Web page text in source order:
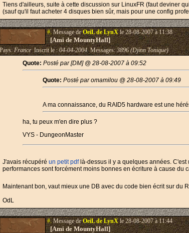
Tiens d'ailleurs, suite à cette discussion sur LinuxFR (faut deviner
(sauf qu'il faut acheter 4 disques bien sûr, mais pour une config
#.Message deOeiL de LynXle 28-08-2007 à 11:38
[Ami de MountyHall]
Pays:FranceInscrit le :04-04-2004Messages:3896 (Djinn Tonique)
Quote: Posté par [DM] @ 28-08-2007 à 09:52
Quote: Posté par omamilou @ 28-08-2007 à 09:49
A ma connaissance, du RAID5 hardware est une
ha, tu peux m'en dire plus ?
VYS - DungeonMaster
J'avais récupéré un petit pdflà-dessus il y a quelques années. C'est
performances sont forcément moins bonnes en écriture à cause du
Maintenant bon, vaut mieux une DB avec du code bien écrit sur du
OdL
#.Message deOeiL de LynXle 28-08-2007 à 11:44
[Ami de MountyHall]